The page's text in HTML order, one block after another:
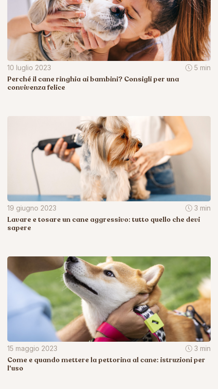
10 luglio 2023 5 min
Perché il cane ringhia ai bambini? Consigli per una
convivenza felice
19 giugno 2023 3 min
Lavare e tosare un cane aggressivo: tutto quello che devi
sapere
15 maggio 2023 3 min
Come e quando mettere la pettorina al cane: istruzioni per
l'uso